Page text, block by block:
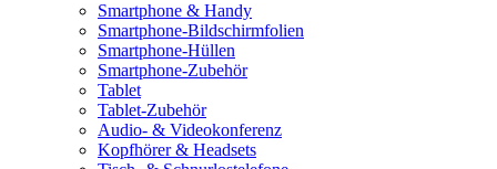
Smartphone & Handy
Smartphone-Bildschirmfolien
Smartphone-Hüllen
Smartphone-Zubehör
Tablet
Tablet-Zubehör
Audio- & Videokonferenz
Kopfhörer & Headsets